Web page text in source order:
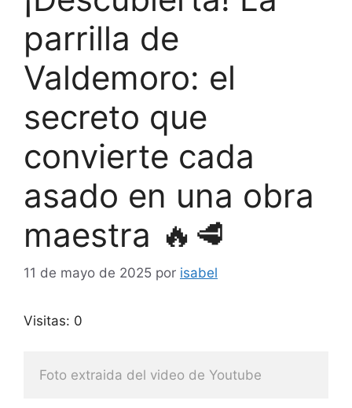
parrilla de
Valdemoro: el
secreto que
convierte cada
asado en una obra
maestra 🔥🥩
11 de mayo de 2025 por isabel
Visitas: 0
Foto extraida del video de Youtube